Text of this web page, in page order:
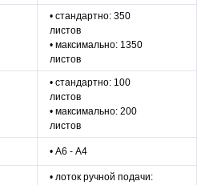
• стандартно: 350
листов
• максимально: 1350
листов
• стандартно: 100
листов
• максимально: 200
листов
• А6 - А4
• лоток ручной подачи: